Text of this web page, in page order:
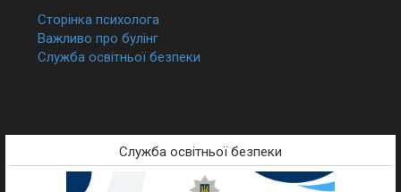
Сторінка психолога
Важливо про булінг
Служба освітньої безпеки
Служба освітньої безпеки